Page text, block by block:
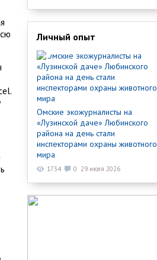
Личный опыт
Омские экожурналисты на
«Лузинской даче» Любинского
района на день стали
инспекторами охраны животного
мира
1734 0 29 июля 2026